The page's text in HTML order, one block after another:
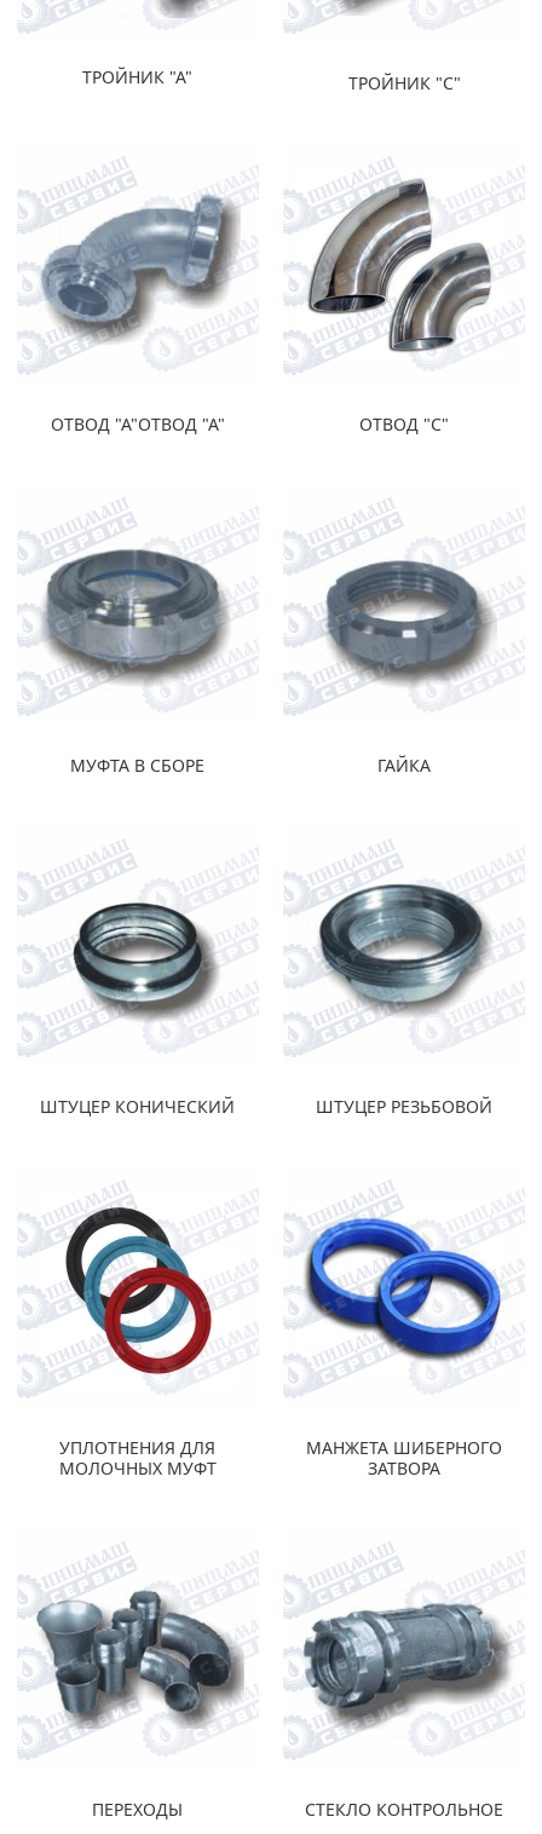
ТРОЙНИК "А" ТРОЙНИК "С"
ОТВОД "А"ОТВОД "А" ОТВОД "С"
МУФТА В СБОРЕ ГАЙКА
ШТУЦЕР КОНИЧЕСКИЙ ШТУЦЕР РЕЗЬБОВОЙ
УПЛОТНЕНИЯ ДЛЯ
МОЛОЧНЫХ МУФТ
МАНЖЕТА ШИБЕРНОГО
ЗАТВОРА
ПЕРЕХОДЫ СТЕКЛО КОНТРОЛЬНОЕ